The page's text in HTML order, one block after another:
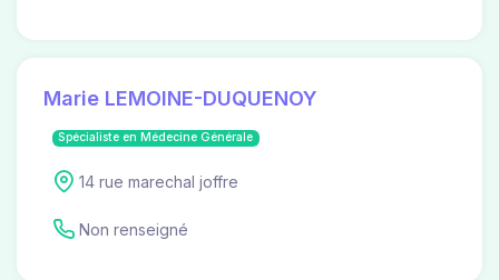
Marie LEMOINE-DUQUENOY
Spécialiste en Médecine Générale
14 rue marechal joffre
Non renseigné